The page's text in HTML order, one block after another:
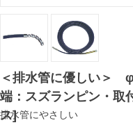
＜排水管に優しい＞
端：スズランピン・取
ス]
排水管にやさしい